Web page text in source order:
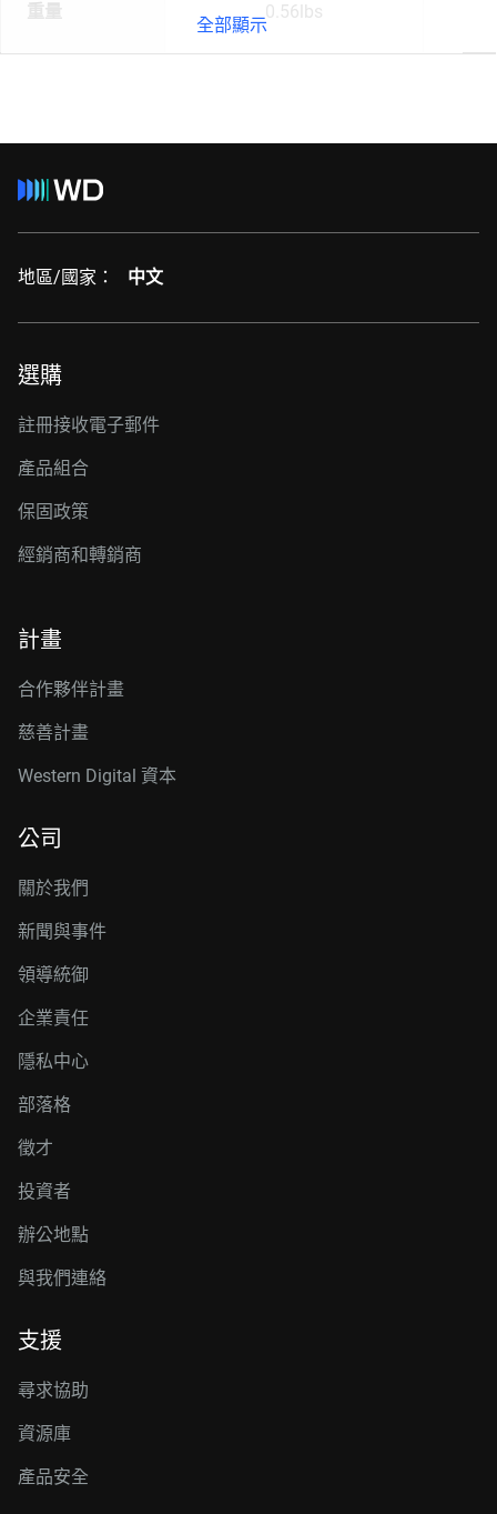
重量 0.56lbs
全部顯示
地區/國家： 中文
選購
註冊接收電子郵件
產品組合
保固政策
經銷商和轉銷商
計畫
合作夥伴計畫
慈善計畫
Western Digital 資本
公司
關於我們
新聞與事件
領導統御
企業責任
隱私中心
部落格
徵才
投資者
辦公地點
與我們連絡
支援
尋求協助
資源庫
產品安全